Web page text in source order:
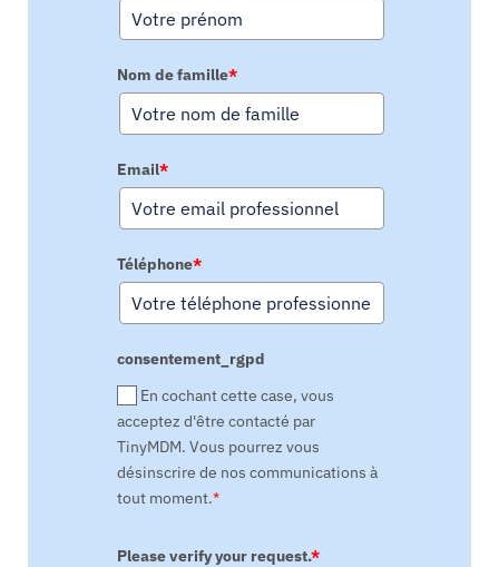
Nom de famille*
Email*
Téléphone*
consentement_rgpd
En cochant cette case, vous
acceptez d'être contacté par
TinyMDM. Vous pourrez vous
désinscrire de nos communications à
tout moment.*
Please verify your request.*